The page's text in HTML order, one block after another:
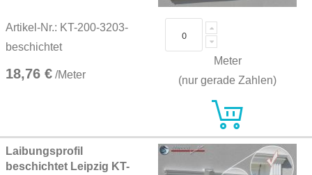
Artikel-Nr.: KT-200-3203-
beschichtet
18,76 € /Meter
Meter
(nur gerade Zahlen)
Laibungsprofil
beschichtet Leipzig KT-